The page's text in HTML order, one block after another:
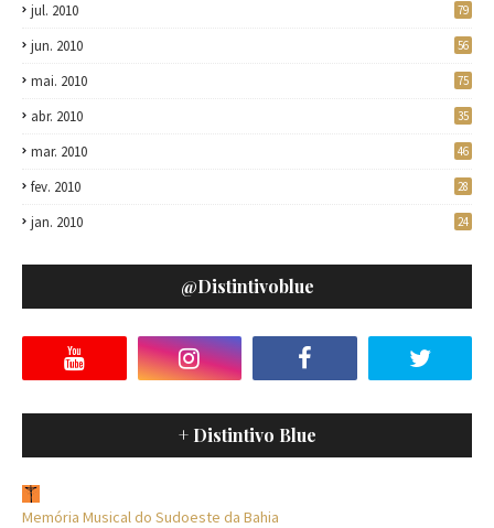
jul. 2010 79
jun. 2010 56
mai. 2010 75
abr. 2010 35
mar. 2010 46
fev. 2010 28
jan. 2010 24
@distintivoblue
+ Distintivo Blue
Memória Musical do Sudoeste da Bahia